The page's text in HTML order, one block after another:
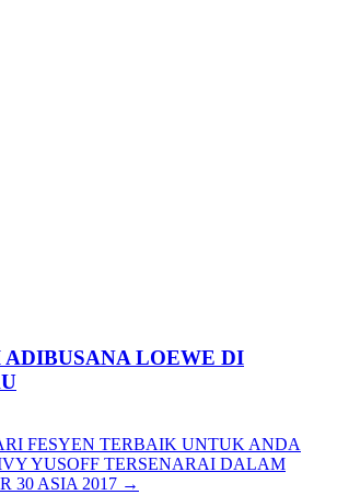
LOEWE DI
FESYEN TERBAIK UNTUK ANDA
YUSOFF TERSENARAI DALAM
30 ASIA 2017 →